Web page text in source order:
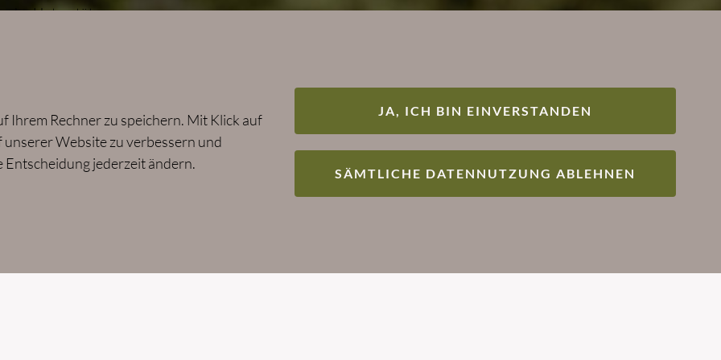
Unterstützung zur
finden, die auf Ihre
Ihrem Rechner zu speichern. Mit Klick auf
Website zu verbessern und
Entscheidung jederzeit ändern.
JA, ICH BIN EINVERSTANDEN
SÄMTLICHE DATENNUTZUNG ABLEHNEN